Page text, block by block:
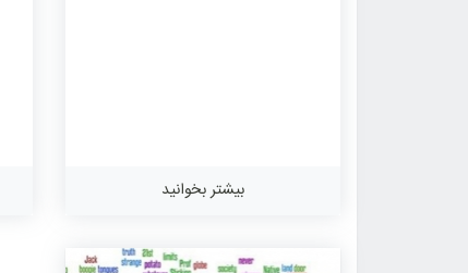
بیشتر بخوانید